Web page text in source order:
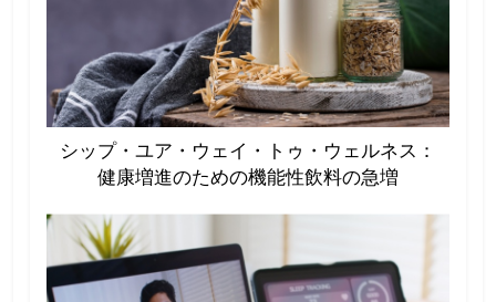
シップ・ユア・ウェイ・トゥ・ウェルネス：
健康増進のための機能性飲料の急増